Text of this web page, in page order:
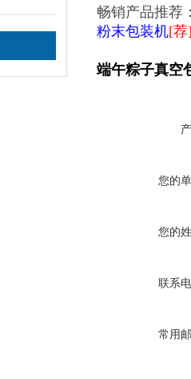
畅销产品推荐
粉末包装机[荐
端午粽子真空
您的
您的
联系
常用